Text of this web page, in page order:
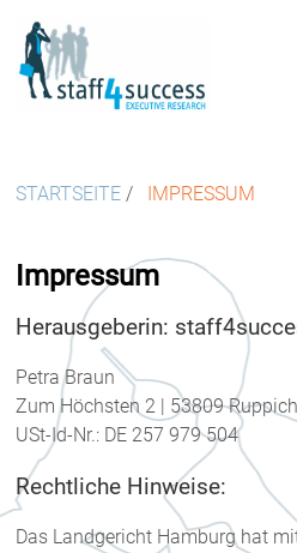
STARTSEITE / IMPRESSUM
Impressum
Herausgeberin:
Petra Braun
Zum Höchsten 2 | 53809
USt-Id-Nr.: DE 257 979 504
Rechtliche Hinweise:
Das Landgericht Hamburg hat